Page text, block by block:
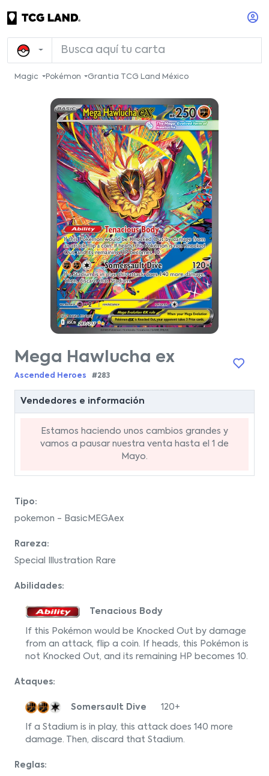
Magic Pokémon Grantia TCG Land México
Mega Hawlucha ex
Ascended Heroes #283
Vendedores e información
Estamos haciendo unos cambios grandes y
vamos a pausar nuestra venta hasta el 1 de
Mayo.
Tipo:
pokemon - BasicMEGAex
Rareza:
Special Illustration Rare
Abilidades:
Tenacious Body
If this Pokémon would be Knocked Out by damage
from an attack, flip a coin. If heads, this Pokémon is
not Knocked Out, and its remaining HP becomes 10.
Ataques:
Somersault Dive 120+
If a Stadium is in play, this attack does 140 more
damage. Then, discard that Stadium.
Reglas: